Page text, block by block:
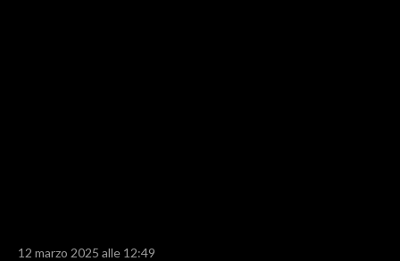
12 marzo 2025 alle 12:49